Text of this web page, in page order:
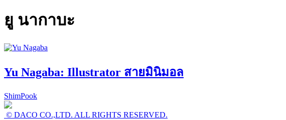
ยู นากาบะ
Yu Nagaba: Illustrator สายมินิมอล
ShimPook
© DACO CO.,LTD. ALL RIGHTS RESERVED.